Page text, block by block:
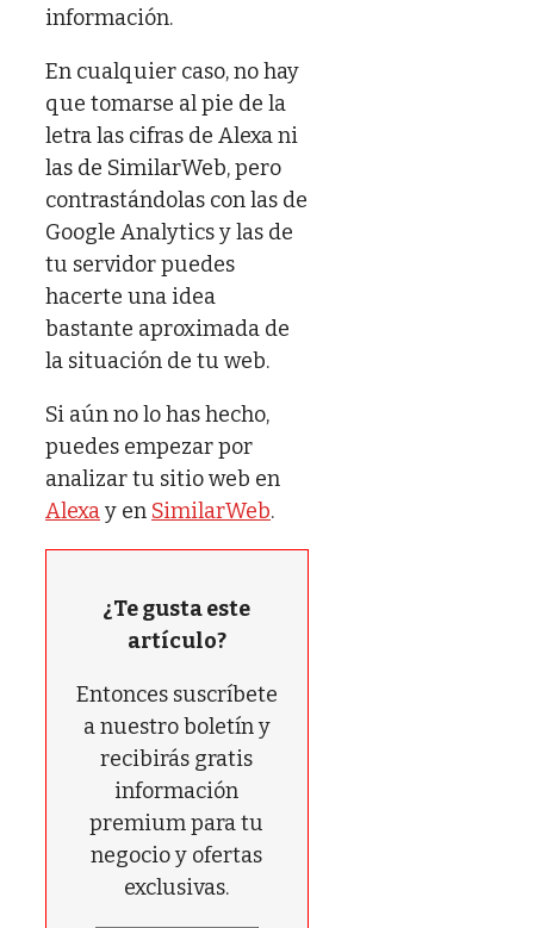
información.
En cualquier caso, no hay
que tomarse al pie de la
letra las cifras de Alexa ni
las de SimilarWeb, pero
contrastándolas con las de
Google Analytics y las de
tu servidor puedes
hacerte una idea
bastante aproximada de
la situación de tu web.
Si aún no lo has hecho,
puedes empezar por
analizar tu sitio web en
Alexay en SimilarWeb.
¿Te gusta este
artículo?
Entonces suscríbete
a nuestro boletín y
recibirás gratis
información
premium para tu
negocio y ofertas
exclusivas.